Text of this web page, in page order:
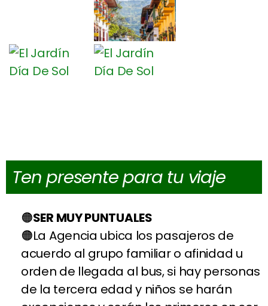
Ten presente para tu viaje
SER MUY PUNTUALES
La Agencia ubica los pasajeros de
acuerdo al grupo familiar o afinidad u
orden de llegada al bus, si hay personas
de la tercera edad y niños se harán